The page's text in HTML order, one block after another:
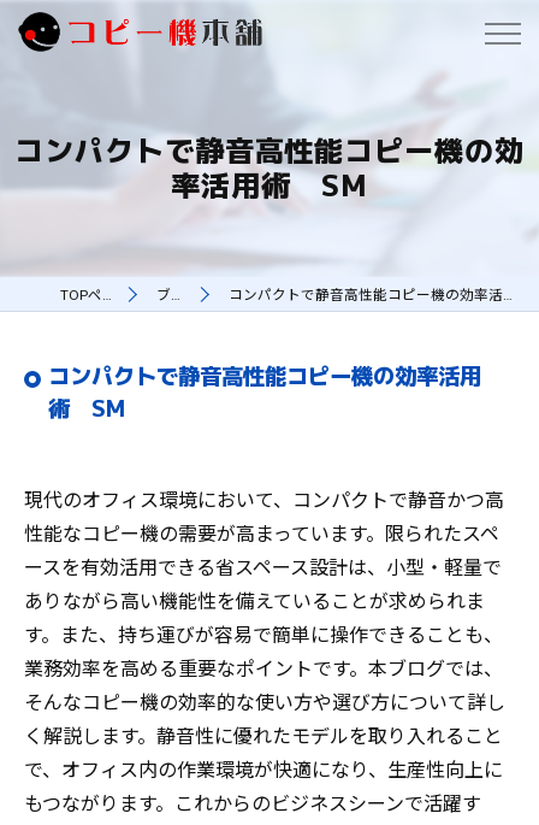
コンパクトで静音高性能コピー機の効
率活用術 SM
TOPページ ブログ コンパクトで静音高性能コピー機の効率活用術 SM
コンパクトで静音高性能コピー機の効率活用
術 SM
現代のオフィス環境において、コンパクトで静音かつ高
性能なコピー機の需要が高まっています。限られたスペ
ースを有効活用できる省スペース設計は、小型・軽量で
ありながら高い機能性を備えていることが求められま
す。また、持ち運びが容易で簡単に操作できることも、
業務効率を高める重要なポイントです。本ブログでは、
そんなコピー機の効率的な使い方や選び方について詳し
く解説します。静音性に優れたモデルを取り入れること
で、オフィス内の作業環境が快適になり、生産性向上に
もつながります。これからのビジネスシーンで活躍す